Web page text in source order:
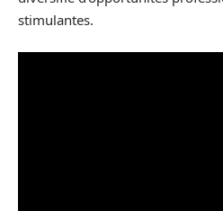
stimulantes.